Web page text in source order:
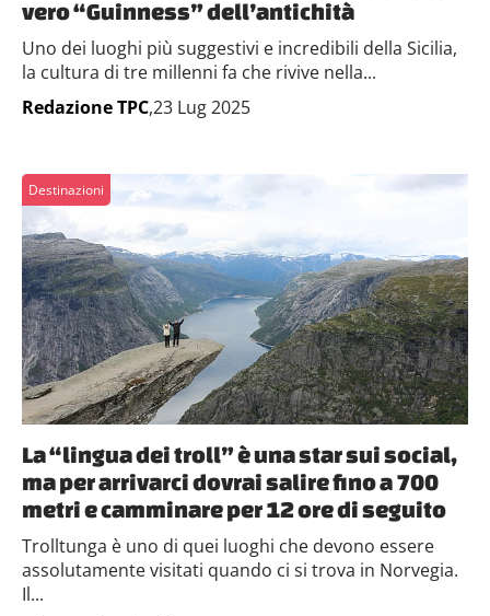
vero “Guinness” dell’antichità
Uno dei luoghi più suggestivi e incredibili della Sicilia,
la cultura di tre millenni fa che rivive nella...
Redazione TPC,23 Lug 2025
Destinazioni
La “lingua dei troll” è una star sui social,
ma per arrivarci dovrai salire fino a 700
metri e camminare per 12 ore di seguito
Trolltunga è uno di quei luoghi che devono essere
assolutamente visitati quando ci si trova in Norvegia.
Il...